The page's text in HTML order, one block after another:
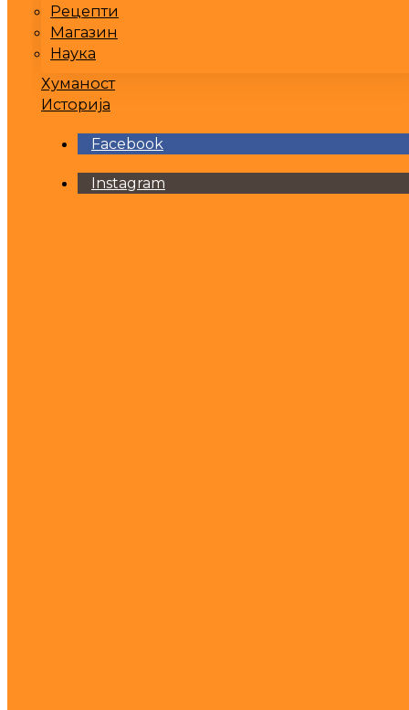
Рецепти
Магазин
Наука
Хуманост
Историја
Facebook
Instagram